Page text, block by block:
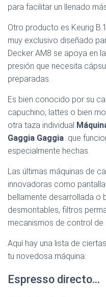
para facilitar un llenado
Otro producto es Keurig
muy exclusivo diseñado
Decker AM8 se apoya en
presión que necesita
preparadas.
Es bien conocido por su
capuchino, lattes o bien
otra taza individual
Gaggia Gaggia que
especialmente hechas.
Las últimas máquinas de
innovadoras como
bellamente desarrollada o
desmontables, filtros
mecanismos de control de
Aquí hay una lista de
tu novedosa máquina:
Espresso directo…